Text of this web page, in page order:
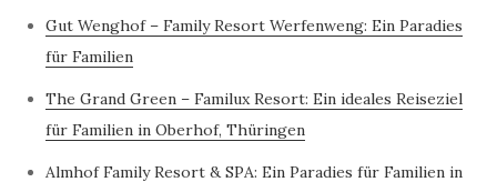
Gut Wenghof – Family Resort Werfenweng: Ein Paradies
für Familien
The Grand Green – Familux Resort: Ein ideales Reiseziel
für Familien in Oberhof, Thüringen
Almhof Family Resort & SPA: Ein Paradies für Familien in